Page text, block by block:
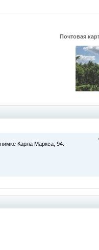
Почтовая
Карла Маркса, 94.